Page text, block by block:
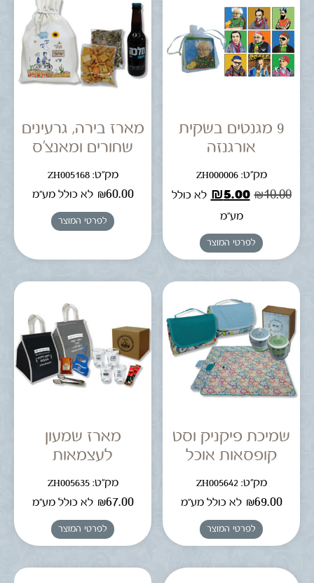
9 מגנטים בשקית
אורגנזה
מק"ט: ZH000006
₪10.00
₪5.00
לא כולל
מע"מ
לפרטי המוצר
מארז בירה, גרעינים
שחורים ומאנצ’ס
מק"ט: ZH005168
₪60.00 לא כולל מע"מ
לפרטי המוצר
שמיכת פיקניק וסט
קופסאות אוכל
מק"ט: ZH005642
₪69.00 לא כולל מע"מ
לפרטי המוצר
מארז שמעון
לעצמאות
מק"ט: ZH005635
₪67.00 לא כולל מע"מ
לפרטי המוצר